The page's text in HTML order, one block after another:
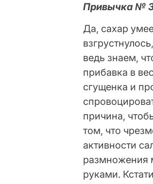
Привычка №
Да, сахар
ведь знаем,
прибавка в
сгущенка и
причина,
том, что
активности
размножения
руками.